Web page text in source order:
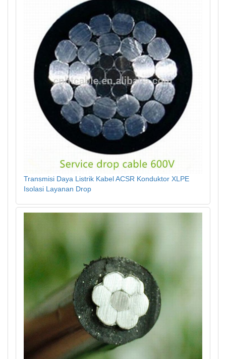
Transmisi Daya Listrik Kabel ACSR Konduktor XLPE
Isolasi Layanan Drop